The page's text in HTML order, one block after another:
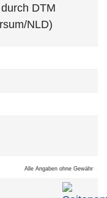
DTM
NLD)
Alle Angaben ohne Gewähr